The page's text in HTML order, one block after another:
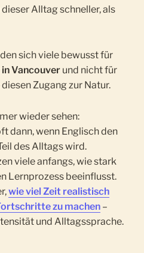
Alltag schneller, als
sich viele bewusst für
Vancouver und nicht für
Zugang zur Natur.
wieder sehen:
dann, wenn Englisch den
des Alltags wird.
viele anfangs, wie stark
Lernprozess beeinflusst.
wie viel Zeit realistisch
zu machen –
und Alltagssprache.